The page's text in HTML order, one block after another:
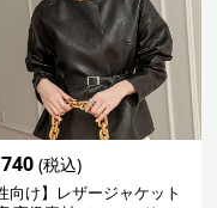
(税込)
向け】レザージャケット